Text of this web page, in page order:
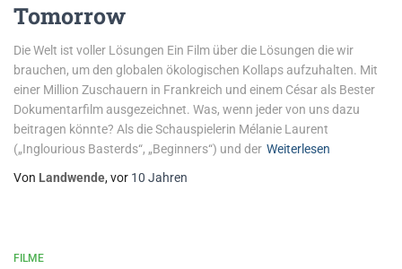
Tomorrow
Die Welt ist voller Lösungen Ein Film über die Lösungen die wir
brauchen, um den globalen ökologischen Kollaps aufzuhalten. Mit
einer Million Zuschauern in Frankreich und einem César als Bester
Dokumentarfilm ausgezeichnet. Was, wenn jeder von uns dazu
beitragen könnte? Als die Schauspielerin Mélanie Laurent
(„Inglourious Basterds“, „Beginners“) und der Weiterlesen
Von Landwende, vor 10 Jahren
FILME